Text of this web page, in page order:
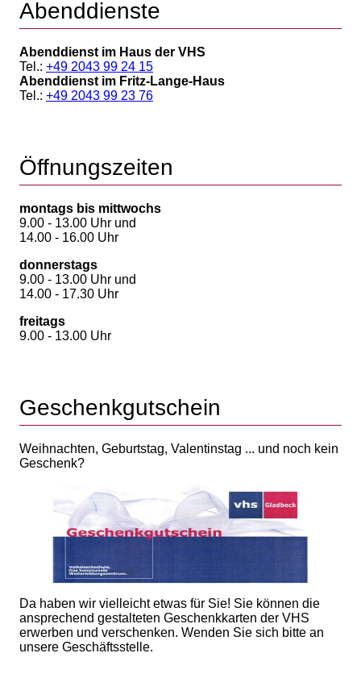
Abenddienste
Abenddienst im Haus der VHS
Tel.: +49 2043 99 24 15
Abenddienst im Fritz-Lange-Haus
Tel.: +49 2043 99 23 76
Öffnungszeiten
montags bis mittwochs
9.00 - 13.00 Uhr und
14.00 - 16.00 Uhr
donnerstags
9.00 - 13.00 Uhr und
14.00 - 17.30 Uhr
freitags
9.00 - 13.00 Uhr
Geschenkgutschein
Weihnachten, Geburtstag, Valentinstag ... und noch kein
Geschenk?
Da haben wir vielleicht etwas für Sie! Sie können die
ansprechend gestalteten Geschenkkarten der VHS
erwerben und verschenken. Wenden Sie sich bitte an
unsere Geschäftsstelle.